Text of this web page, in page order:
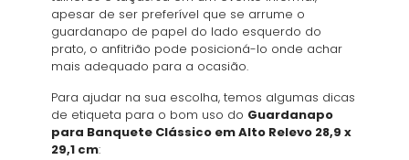
apesar de ser preferível que se arrume o
guardanapo de papel do lado esquerdo do
prato, o anfitrião pode posicioná-lo onde achar
mais adequado para a ocasião.
Para ajudar na sua escolha, temos algumas dicas
de etiqueta para o bom uso do Guardanapo
para Banquete Clássico em Alto Relevo 28,9 x
29,1 cm: